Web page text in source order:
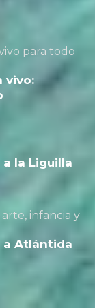
para todo
vivo:
la Liguilla
infancia y
a Atlántida